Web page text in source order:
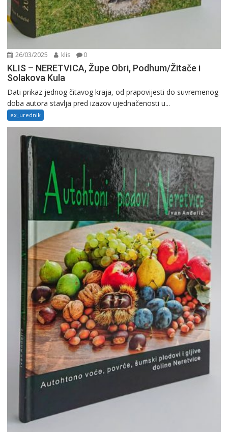
26/03/2025 klis 0
KLIS – NERETVICA, Župe Obri, Podhum/Žitače i
Solakova Kula
Dati prikaz jednog čitavog kraja, od prapovijesti do suvremenog
doba autora stavlja pred izazov ujednačenosti u...
ex_urednik